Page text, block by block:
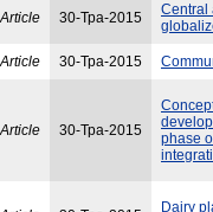
Article 30-Тра-2015
Central
Article 30-Тра-2015
Article 30-Тра-2015
phase
Dairy